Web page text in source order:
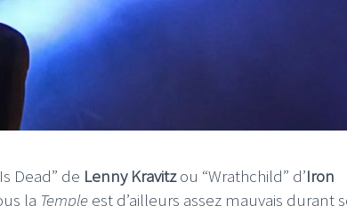
Dead” de Lenny Kravitzou “Wrathchild” d’Iron
la Temple est d’ailleurs assez mauvais durant